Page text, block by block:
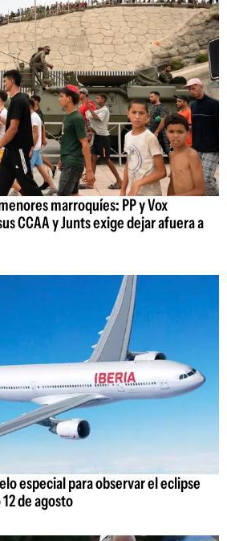
marroquíes: PP y Vox
CCAA y Junts exige dejar afuera a
especial para observar el eclipse
de agosto